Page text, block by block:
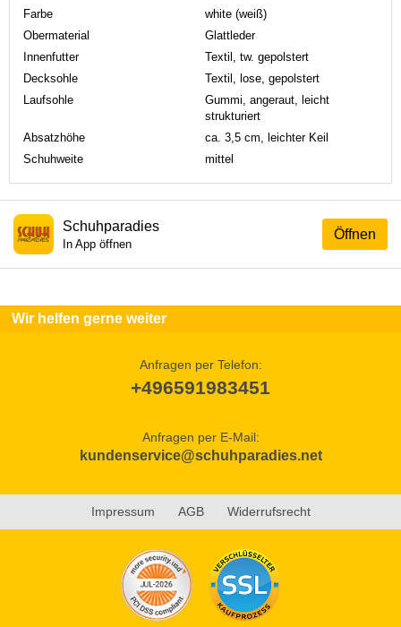
Farbe
white (weiß)
Obermaterial
Glattleder
Innenfutter
Textil, tw. gepolstert
Decksohle
Textil, lose, gepolstert
Laufsohle
Gummi, angeraut, leicht
strukturiert
Absatzhöhe
ca. 3,5 cm, leichter Keil
Schuhweite
mittel
Öffnen
Schuhparadies
In App öffnen
Wir helfen gerne weiter
Anfragen per Telefon:
+496591983451
Anfragen per E-Mail:
kundenservice@schuhparadies.net
Impressum AGB Widerrufsrecht